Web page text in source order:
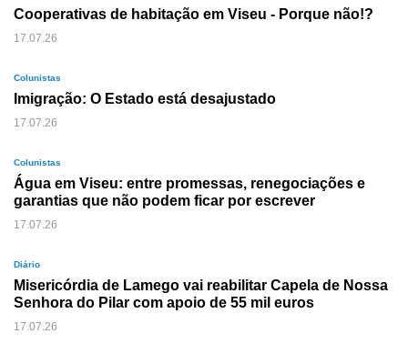
Cooperativas de habitação em Viseu - Porque não!?
17.07.26
Colunistas
Imigração: O Estado está desajustado
17.07.26
Colunistas
Água em Viseu: entre promessas, renegociações e
garantias que não podem ficar por escrever
17.07.26
Diário
Misericórdia de Lamego vai reabilitar Capela de Nossa
Senhora do Pilar com apoio de 55 mil euros
17.07.26